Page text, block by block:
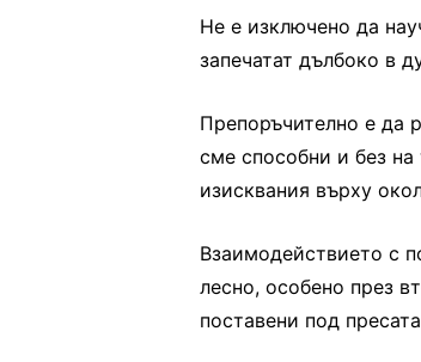
Не е изключено да
запечатат дълбоко в
Препоръчително е да
сме способни и без
изисквания върху
Взаимодействието с
лесно, особено през
поставени под